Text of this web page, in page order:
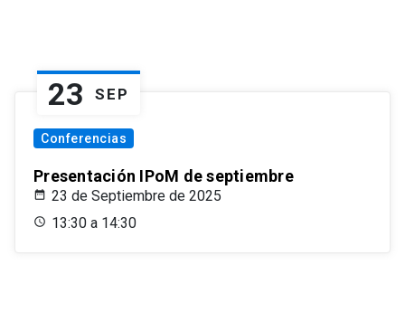
23 SEP
Conferencias
Presentación IPoM de septiembre
23 de Septiembre de 2025
13:30 a 14:30